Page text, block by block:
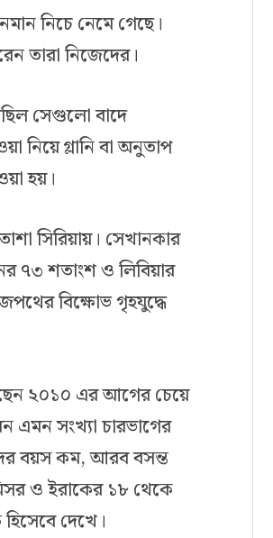
নিচে নেমে গেছে।
তারা নিজেদের।
সেগুলো বাদে
নিয়ে গ্লানি বা অনুতাপ
হয়।
সিরিয়ায়। সেখানকার
৭৩ শতাংশ ও লিবিয়ার
বিক্ষোভ গৃহযুদ্ধে
২০১০ এর আগের চেয়ে
এমন সংখ্যা চারভাগের
বয়স কম, আরব বসন্ত
ও ইরাকের ১৮ থেকে
দেখে।